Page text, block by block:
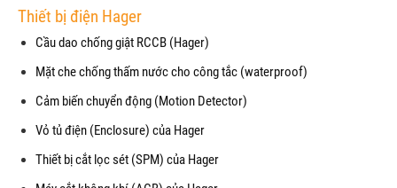
Thiết bị điện Hager
Cầu dao chống giật RCCB (Hager)
Mặt che chống thấm nước cho công tắc (waterproof)
Cảm biến chuyển động (Motion Detector)
Vỏ tủ điện (Enclosure) của Hager
Thiết bị cắt lọc sét (SPM) của Hager